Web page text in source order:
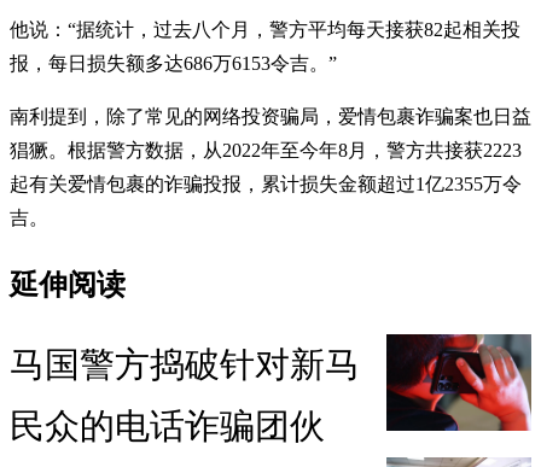
他说：“据统计，过去八个月，警方平均每天接获82起相关投
报，每日损失额多达686万6153令吉。”
南利提到，除了常见的网络投资骗局，爱情包裹诈骗案也日益
猖獗。根据警方数据，从2022年至今年8月，警方共接获2223
起有关爱情包裹的诈骗投报，累计损失金额超过1亿2355万令
吉。
延伸阅读
马国警方捣破针对新马
民众的电话诈骗团伙